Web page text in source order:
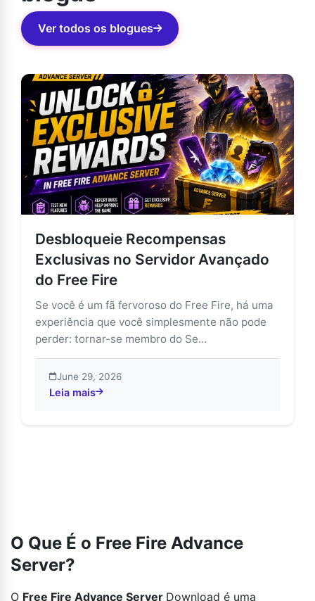
Ver todos os blogues
Desbloqueie Recompensas
Exclusivas no Servidor Avançado
do Free Fire
Se você é um fã fervoroso do Free Fire, há uma
experiência que você simplesmente não pode
perder: tornar-se membro do Se...
June 29, 2026
Leia mais
about Desbloqueie Recompensas Exclusivas no
O Que É o Free Fire Advance
Server?
O Free Fire Advance Server Download é uma